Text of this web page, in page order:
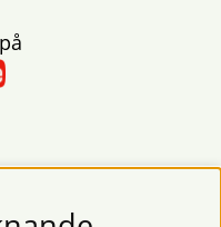
från oss? Fyll då i din e-